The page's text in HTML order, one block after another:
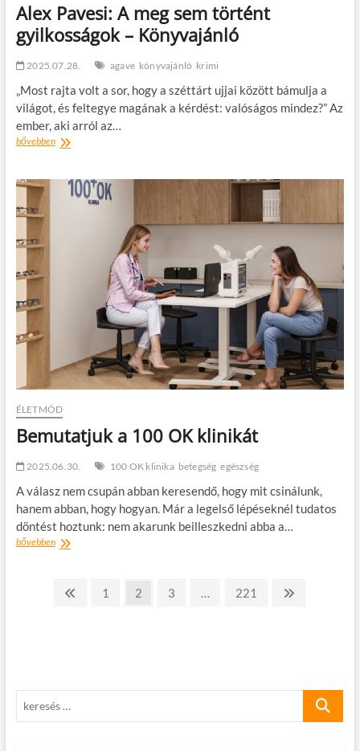
Alex Pavesi: A meg sem történt
gyilkosságok – Könyvajánló
2025.07.28. agave könyvajánló krimi
„Most rajta volt a sor, hogy a széttárt ujjai között bámulja a
világot, és feltegye magának a kérdést: valóságos mindez?” Az
ember, aki arról az…
bővebbenAlex
meg
ÉLETMÓD
Bemutatjuk a 100 OK klinikát
2025.06.30. 100 OK klinika betegség egészség
A válasz nem csupán abban keresendő, hogy mit csinálunk,
hanem abban, hogy hogyan. Már a legelső lépéseknél tudatos
döntést hoztunk: nem akarunk beilleszkedni abba a…
bővebbenBemutatjuk
klinikát
Bejegyzések
Előzőoldal
1 oldal
2 oldal
3 … oldal
221
keresés